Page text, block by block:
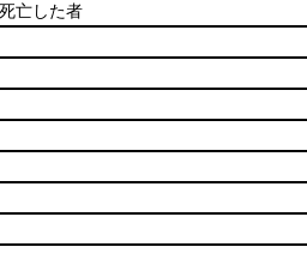
死亡した者